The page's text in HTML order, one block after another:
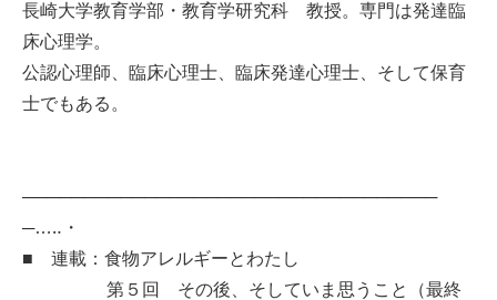
長崎大学教育学部・教育学研究科 教授。専門は発達臨
床心理学。
公認心理師、臨床心理士、臨床発達心理士、そして保育
士でもある。
──────────────────────────────────
─…‥・
■ 連載：食物アレルギーとわたし
第５回 その後、そしていま思うこと（最終